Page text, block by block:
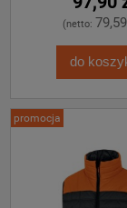
(netto:
do
promocja